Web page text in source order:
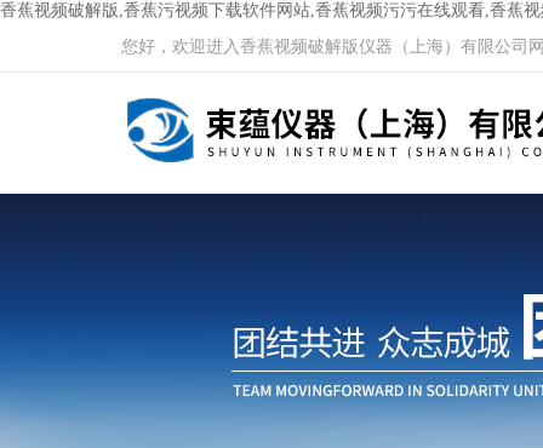
香蕉视频破解版,香蕉污视频下载软件网站,香蕉视频污污在线观看,香蕉
您好，欢迎进入香蕉视频破解版仪器（上海）有限公司网站